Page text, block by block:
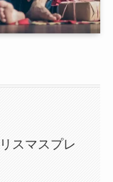
スマスプレ